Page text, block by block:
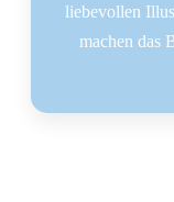
liebevollen
machen das